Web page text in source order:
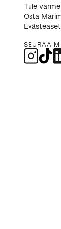
Tule
Osta
SEURAA